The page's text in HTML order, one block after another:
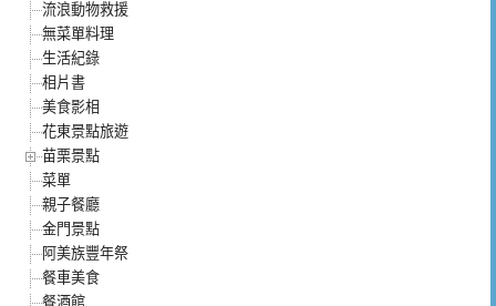
流浪動物救援
無菜單料理
生活紀錄
相片書
美食影相
花東景點旅遊
苗栗景點
菜單
親子餐廳
金門景點
阿美族豐年祭
餐車美食
餐酒館